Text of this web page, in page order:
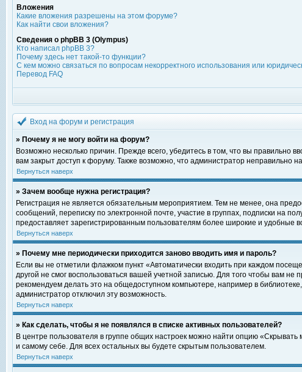
Вложения
Какие вложения разрешены на этом форуме?
Как найти свои вложения?
Сведения о phpBB 3 (Olympus)
Кто написал phpBB 3?
Почему здесь нет такой-то функции?
С кем можно связаться по вопросам некорректного использования или
Перевод FAQ
Вход на форум и регистрация
» Почему я не могу войти на форум?
Возможно несколько причин. Прежде всего, убедитесь в том, что вы
вам закрыт доступ к форуму. Также возможно, что администратор
Вернуться наверх
» Зачем вообще нужна регистрация?
Регистрация не является обязательным мероприятием. Тем не менее, она
сообщений, переписку по электронной почте, участие в группах, подписки на
предоставляет зарегистрированным пользователям более широкие и
Вернуться наверх
» Почему мне периодически приходится заново вводить имя и пароль?
Если вы не отметили флажком пункт «Автоматически входить при каждом
другой не смог воспользоваться вашей учетной записью. Для того чтобы вам
рекомендуем делать это на общедоступном компьютере, например в
администратор отключил эту возможность.
Вернуться наверх
» Как сделать, чтобы я не появлялся в списке активных пользователей?
В центре пользователя в группе общих настроек можно найти опцию
и самому себе. Для всех остальных вы будете скрытым пользователем.
Вернуться наверх